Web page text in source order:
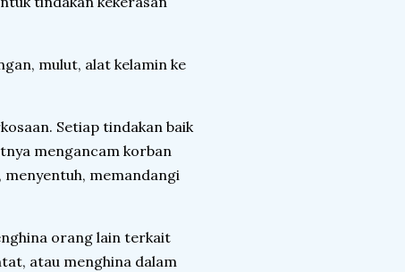
mulut, alat kelamin ke
Setiap tindakan baik
mengancam korban
menyentuh, memandangi
orang lain terkait
atau menghina dalam